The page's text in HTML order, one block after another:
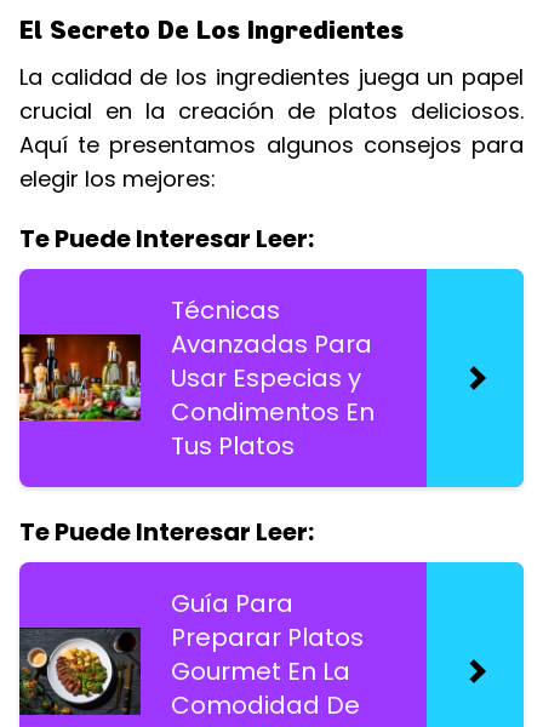
El Secreto De Los Ingredientes
La calidad de los ingredientes juega un papel
crucial en la creación de platos deliciosos.
Aquí te presentamos algunos consejos para
elegir los mejores:
Te Puede Interesar Leer:
Técnicas
Avanzadas Para
Usar Especias y
Condimentos En
Tus Platos
Te Puede Interesar Leer:
Guía Para
Preparar Platos
Gourmet En La
Comodidad De